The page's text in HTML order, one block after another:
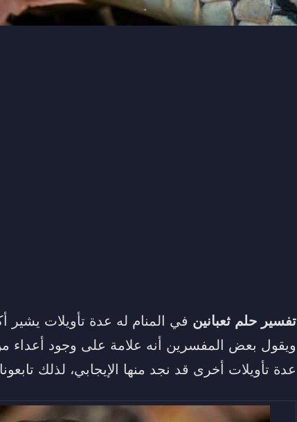
تفسير حلم ثعبانين في المنام له عدة تأويلات يشير
ويقول بعض المفسرين أنه علامة على وجود أعداء
عدة تأويلات أخرى قد نجد منها الإيجابي، لذلك